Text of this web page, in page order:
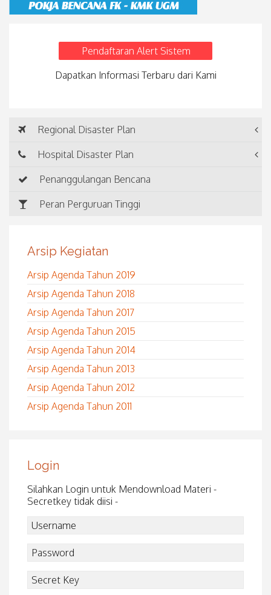
Pendaftaran Alert Sistem
Dapatkan Informasi Terbaru dari Kami
Regional Disaster Plan
Hospital Disaster Plan
Penanggulangan Bencana
Peran Perguruan Tinggi
Arsip Kegiatan
Arsip Agenda Tahun 2019
Arsip Agenda Tahun 2018
Arsip Agenda Tahun 2017
Arsip Agenda Tahun 2015
Arsip Agenda Tahun 2014
Arsip Agenda Tahun 2013
Arsip Agenda Tahun 2012
Arsip Agenda Tahun 2011
Login
Silahkan Login untuk Mendownload Materi -
Secretkey tidak diisi -